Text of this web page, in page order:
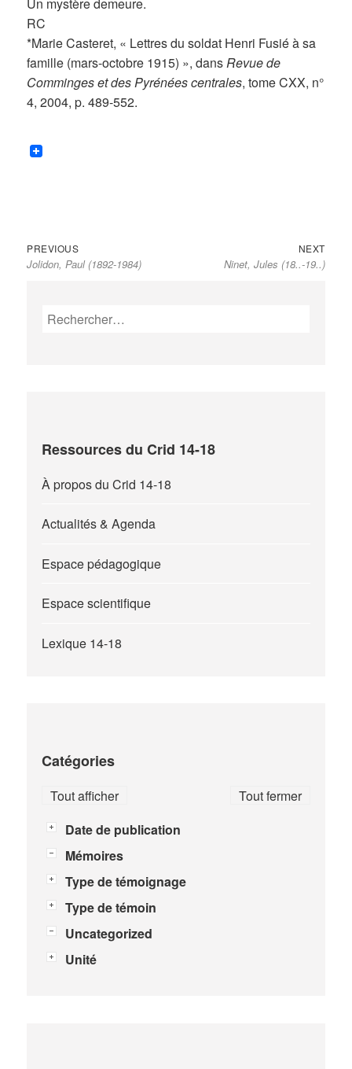
Un mystère demeure.
RC
*Marie Casteret, « Lettres du soldat Henri Fusié à sa
famille (mars-octobre 1915) », dansRevue de
Comminges et des Pyrénées centrales, tome CXX, n°
4, 2004, p. 489-552.
Navigation
de
PREVIOUSPrevious
post:
Jolidon, Paul (1892-1984)
NEXTNext
post:
Ninet, Jules (18..-19..)
Rechercher :
Ressources du Crid 14-18
À propos du Crid 14-18
Actualités & Agenda
Espace pédagogique
Espace scientifique
Lexique 14-18
Catégories
Tout fermer
Tout afficher
Date de publication
Mémoires
Type de témoignage
Type de témoin
Uncategorized
Unité